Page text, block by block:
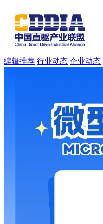
编辑推荐 行业动态 企业动态